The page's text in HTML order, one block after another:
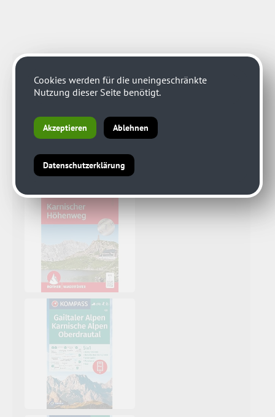
Cookies werden für die uneingeschränkte
Nutzung dieser Seite benötigt.
Akzeptieren Ablehnen
Datenschutzerklärung